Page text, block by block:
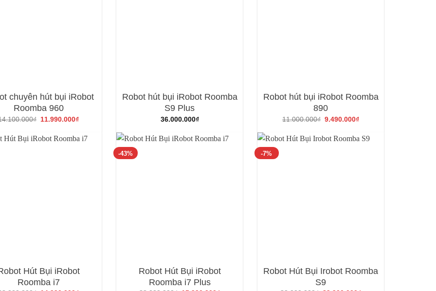
chuyên hút bụi iRobot
Roomba 960
₫ Giá
14.100.000₫.
11.990.000₫Giá
là:
11.990.000₫.
Robot hút bụi iRobot Roomba
S9 Plus
36.000.000₫
Robot hút bụi iRobot Roomba
890
11.000.000₫ Giá
11.000.000₫.
9.490.000₫Giá
là:
Hút Bụi iRobot
Roomba i7
-43%
Robot Hút Bụi iRobot
Roomba i7 Plus
-7%
Robot Hút Bụi Irobot Roomba
S9